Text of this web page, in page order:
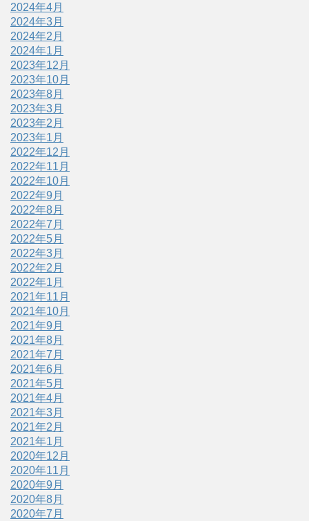
2024年4月
2024年3月
2024年2月
2024年1月
2023年12月
2023年10月
2023年8月
2023年3月
2023年2月
2023年1月
2022年12月
2022年11月
2022年10月
2022年9月
2022年8月
2022年7月
2022年5月
2022年3月
2022年2月
2022年1月
2021年11月
2021年10月
2021年9月
2021年8月
2021年7月
2021年6月
2021年5月
2021年4月
2021年3月
2021年2月
2021年1月
2020年12月
2020年11月
2020年9月
2020年8月
2020年7月